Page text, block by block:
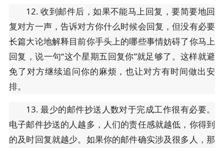
12. 收到邮件后，如果不能马上回复，要简要地回
复对方一声，告诉对方你什么时候会回复，但没有必要
长篇大论地解释目前你手头上的哪些事情妨碍了你马上
回复，说一句“这个星期五回复你”就足够了。这样就避
免了对方继续追问你的麻烦，也让对方有时间做出安
排。
13. 最少的邮件抄送人数对于完成工作很有必要。
电子邮件抄送的人越多，人们的责任感就越低，你得到
的及时回复就越少。如果你的邮件确实涉及很多人，那